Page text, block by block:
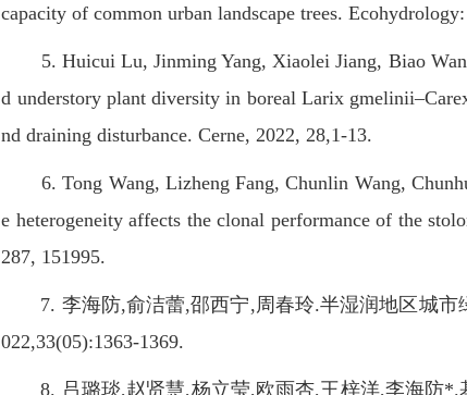
capacity of common urban landscape trees.
5. Huicui Lu, Jinming Yang, Xiaolei Jiang, Biao
d understory plant diversity in boreal Larix
nd draining disturbance. Cerne, 2022, 28,1-13.
6. Tong Wang, Lizheng Fang, Chunlin Wang,
e heterogeneity affects the clonal performance of the
287, 151995.
7. 李海防,俞洁蕾,邵西宁,周春玲.半湿润地区城市
022,33(05):1363-1369.
8. 吕璐琰,赵贤慧,杨立莹,欧雨杏,王梓洋,李海防*.